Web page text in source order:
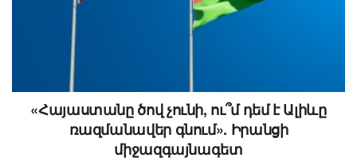
«Հայաստանը ծով չունի, ու՞մ դեմ է Ալիևը
ռազմանավեր գնում». Իրանցի
միջազգայնագետ